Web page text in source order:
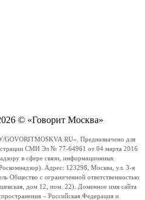
© «Говорит Москва»
Предназначено для
СМИ Эл № 77-64961 от 04 марта 2016
в сфере связи, информационных
Адрес: 123298, Москва, ул. 3-я
Общество с ограниченной ответственностью
дом 12, пом. 22). Доменное имя сайта
– Российская Федерация и